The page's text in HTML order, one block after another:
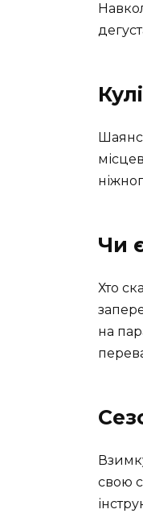
Чи
Хто
на
свою